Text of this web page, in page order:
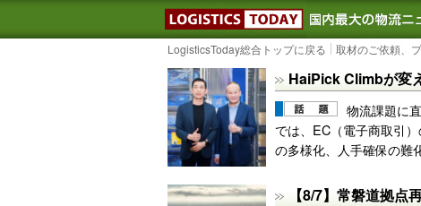
LOGISTICS
LogisticsToday総合トップに戻る 取材のご依頼、
HaiPick Climbが変
物流課題に
では、EC（電子商取引
の多様化、人手確保の難
【8/7】常磐道拠点